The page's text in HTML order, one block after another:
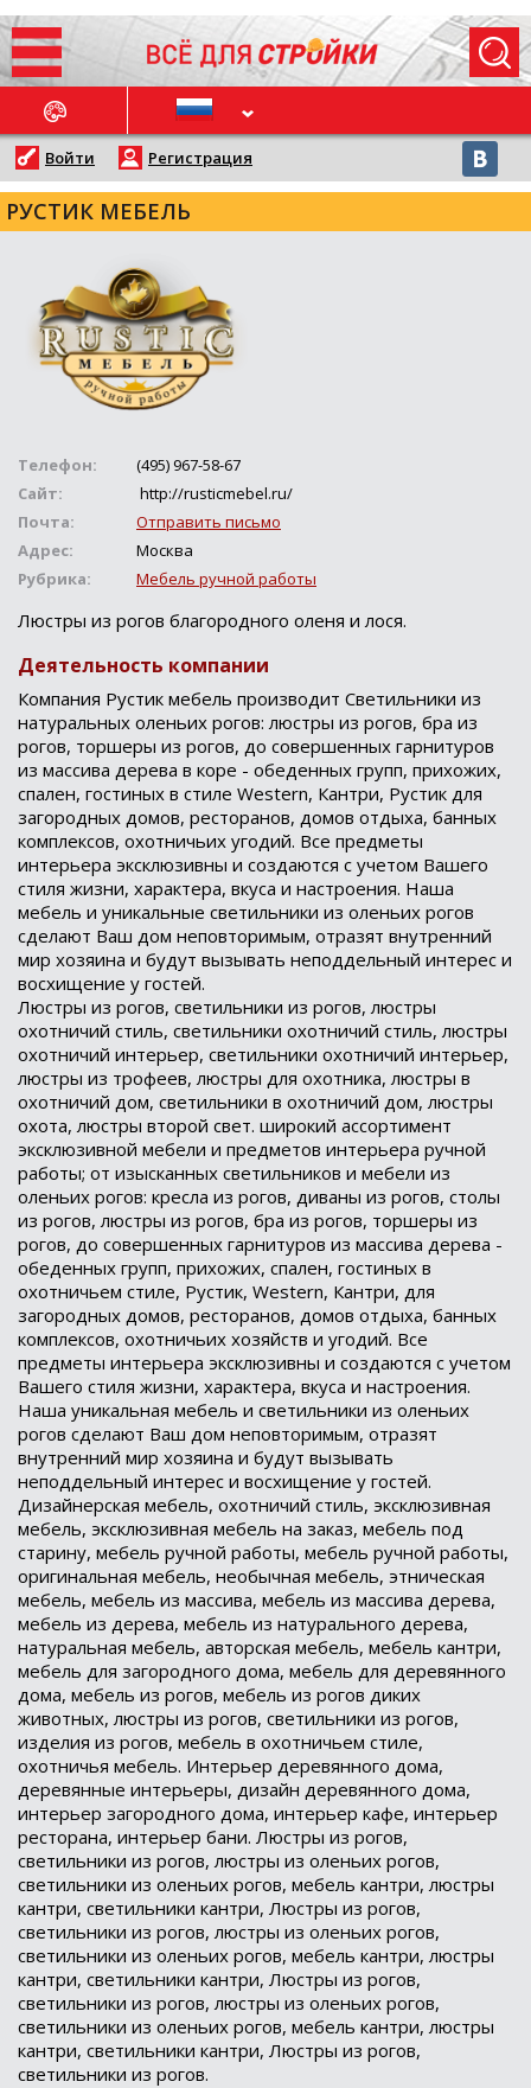
НОВОСТИ
Войти Регистрация
РУСТИК МЕБЕЛЬ
Телефон:
(495) 967-58-67
Сайт:
http://rusticmebel.ru/
Почта:
Отправить письмо
Адрес:
Москва
Рубрика:
Мебель ручной работы
Люстры из рогов благородного оленя и лося.
Деятельность компании
Компания Рустик мебель производит Светильники из
натуральных оленьих рогов: люстры из рогов, бра из
рогов, торшеры из рогов, до совершенных гарнитуров
из массива дерева в коре - обеденных групп, прихожих,
спален, гостиных в стиле Western, Кантри, Рустик для
загородных домов, ресторанов, домов отдыха, банных
комплексов, охотничьих угодий. Все предметы
интерьера эксклюзивны и создаются с учетом Вашего
стиля жизни, характера, вкуса и настроения. Наша
мебель и уникальные светильники из оленьих рогов
сделают Ваш дом неповторимым, отразят внутренний
мир хозяина и будут вызывать неподдельный интерес и
восхищение у гостей.
Люстры из рогов, светильники из рогов, люстры
охотничий стиль, светильники охотничий стиль, люстры
охотничий интерьер, светильники охотничий интерьер,
люстры из трофеев, люстры для охотника, люстры в
охотничий дом, светильники в охотничий дом, люстры
охота, люстры второй свет. широкий ассортимент
эксклюзивной мебели и предметов интерьера ручной
работы; от изысканных светильников и мебели из
оленьих рогов: кресла из рогов, диваны из рогов, столы
из рогов, люстры из рогов, бра из рогов, торшеры из
рогов, до совершенных гарнитуров из массива дерева -
обеденных групп, прихожих, спален, гостиных в
охотничьем стиле, Рустик, Western, Кантри, для
загородных домов, ресторанов, домов отдыха, банных
комплексов, охотничьих хозяйств и угодий. Все
предметы интерьера эксклюзивны и создаются с учетом
Вашего стиля жизни, характера, вкуса и настроения.
Наша уникальная мебель и светильники из оленьих
рогов сделают Ваш дом неповторимым, отразят
внутренний мир хозяина и будут вызывать
неподдельный интерес и восхищение у гостей.
Дизайнерская мебель, охотничий стиль, эксклюзивная
мебель, эксклюзивная мебель на заказ, мебель под
старину, мебель ручной работы, мебель ручной работы,
оригинальная мебель, необычная мебель, этническая
мебель, мебель из массива, мебель из массива дерева,
мебель из дерева, мебель из натурального дерева,
натуральная мебель, авторская мебель, мебель кантри,
мебель для загородного дома, мебель для деревянного
дома, мебель из рогов, мебель из рогов диких
животных, люстры из рогов, светильники из рогов,
изделия из рогов, мебель в охотничьем стиле,
охотничья мебель. Интерьер деревянного дома,
деревянные интерьеры, дизайн деревянного дома,
интерьер загородного дома, интерьер кафе, интерьер
ресторана, интерьер бани. Люстры из рогов,
светильники из рогов, люстры из оленьих рогов,
светильники из оленьих рогов, мебель кантри, люстры
кантри, светильники кантри, Люстры из рогов,
светильники из рогов, люстры из оленьих рогов,
светильники из оленьих рогов, мебель кантри, люстры
кантри, светильники кантри, Люстры из рогов,
светильники из рогов, люстры из оленьих рогов,
светильники из оленьих рогов, мебель кантри, люстры
кантри, светильники кантри, Люстры из рогов,
светильники из рогов.